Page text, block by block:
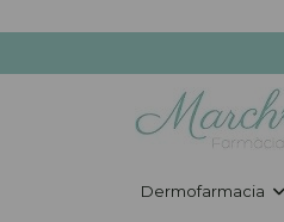
Dermofarmacia